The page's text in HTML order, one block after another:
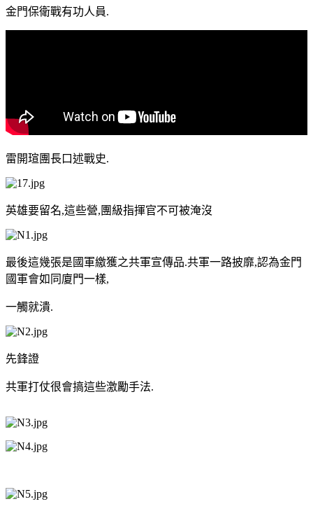
金門保衛戰有功人員.
雷開瑄團長口述戰史.
英雄要留名,這些營,團級指揮官不可被淹沒
最後這幾張是國軍繳獲之共軍宣傳品.共軍一路披靡,認為金門
國軍會如同廈門一樣,
一觸就潰.
先鋒證
共軍打仗很會搞這些激勵手法.